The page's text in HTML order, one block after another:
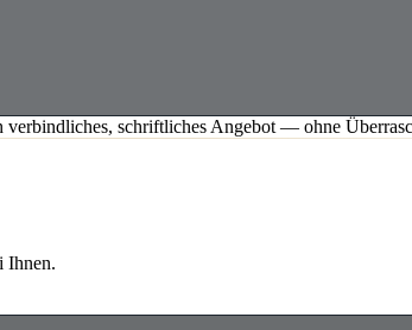
verbindliches, schriftliches Angebot — ohne
Ihnen.